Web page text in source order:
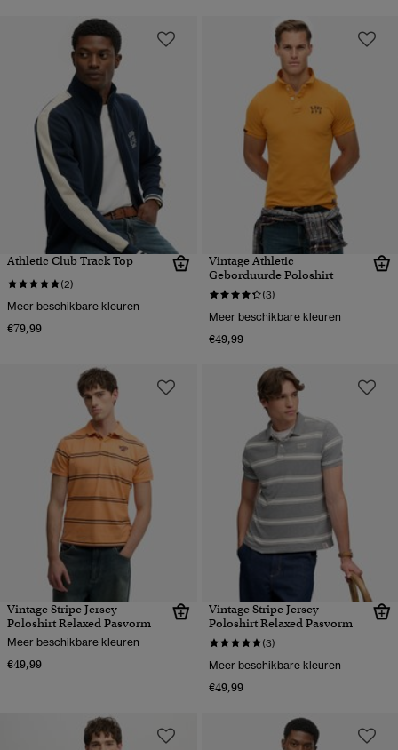
Athletic Club Track Top
(2)
Meer beschikbare kleuren
€79,99
Vintage Athletic
Geborduurde Poloshirt
(3)
Meer beschikbare kleuren
€49,99
Vintage Stripe Jersey
Poloshirt Relaxed Pasvorm
Meer beschikbare kleuren
€49,99
Vintage Stripe Jersey
Poloshirt Relaxed Pasvorm
(3)
Meer beschikbare kleuren
€49,99